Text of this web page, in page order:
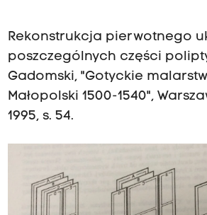
Rekonstrukcja pierwotnego
poszczególnych części
Gadomski, "Gotyckie
Małopolski 1500-1540",
1995, s. 54.